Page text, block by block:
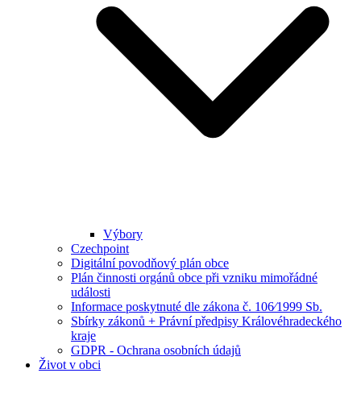
Výbory
Czechpoint
Digitální povodňový plán obce
Plán činnosti orgánů obce při vzniku mimořádné
události
Informace poskytnuté dle zákona č. 106⁄1999 Sb.
Sbírky zákonů + Právní předpisy Královéhradeckého
kraje
GDPR - Ochrana osobních údajů
Život v obci